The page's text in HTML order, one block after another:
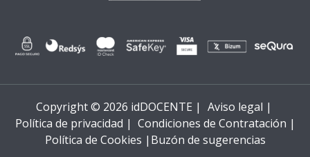
Copyright © 2026 idDOCENTE | Aviso legal |
Política de privacidad | Condiciones de Contratación |
Política de Cookies | Buzón de sugerencias